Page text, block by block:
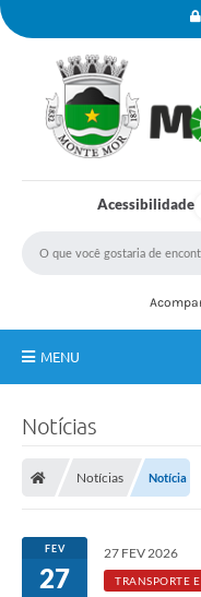
Acessibilidade
MENU
Portal do Cidadão
Links Úteis
Notícias
Notícias Notícia
FEV
27
27 FEV 2026
TRANSPORTE